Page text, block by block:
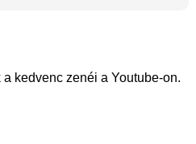
a kedvenc zenéi a Youtube-on.